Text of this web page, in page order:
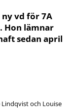
vd för 7A
Hon lämnar
sedan april
Lindqvist och Louise